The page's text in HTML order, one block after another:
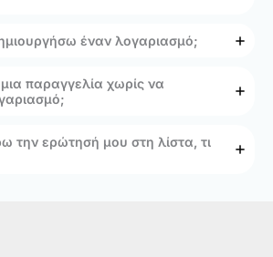
έναν λογαριασμό;
παραγγελία χωρίς να
την ερώτησή μου στη λίστα, τι